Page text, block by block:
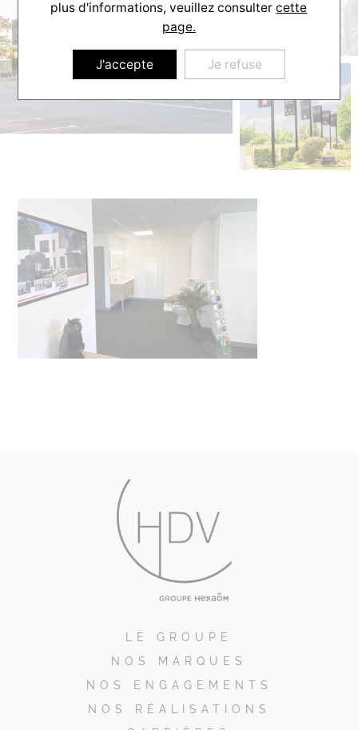
LE GROUPE
NOS MARQUES
NOS ENGAGEMENTS
NOS RÉALISATIONS
plus d'informations, veuillez consultercette
page.
J'accepte Je refuse